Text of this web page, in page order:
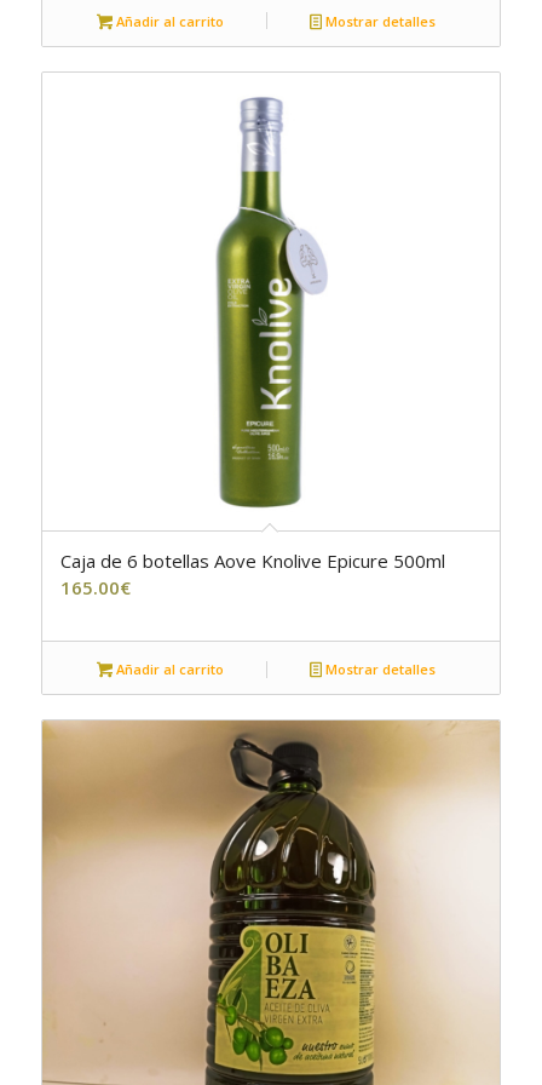
Añadir al carrito Mostrar detalles
5.00
Caja de 6 botellas Aove Knolive Epicure 500ml
165.00€
Añadir al carrito Mostrar detalles